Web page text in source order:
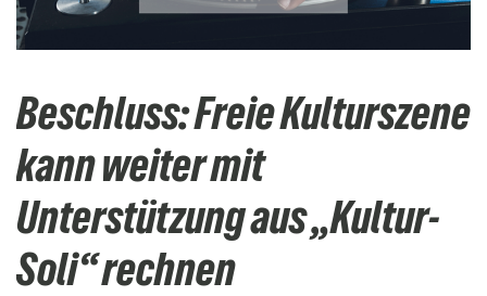
Beschluss: Freie Kulturszene
kann weiter mit
Unterstützung aus „Kultur-
Soli“ rechnen